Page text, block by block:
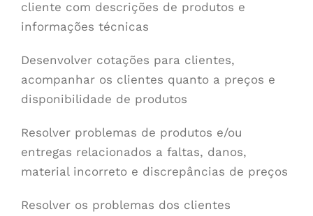
cliente com descrições de produtos e
informações técnicas
Desenvolver cotações para clientes,
acompanhar os clientes quanto a preços e
disponibilidade de produtos
Resolver problemas de produtos e/ou
entregas relacionados a faltas, danos,
material incorreto e discrepâncias de preços
Resolver os problemas dos clientes